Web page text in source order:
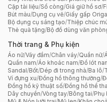
Cặp tài liệu/Sổ còng/Giá giữ hồ sơ/
Bút màu/Dụng cụ vẽ/Giấy gấp
Bộ dụng cụ sáng tạo/Thiệp chúc
Thẻ quà tặng/Bộ đồ dùng văn
Thời trang & Phụ kiện
Áo nữ/Váy đầm/Chân váy/Quần nữ/
Quần nam/Áo khoác nam/Đồ lót
Sandal/Bốt/Dép đi trong nhà/Ba lô/
Ví đựng xu/Đồng hồ thông thường/
Đồng hồ kỹ thuật số/Đồng hồ thể
Dây chuyền/Vòng tay/Bông tai/Phụ